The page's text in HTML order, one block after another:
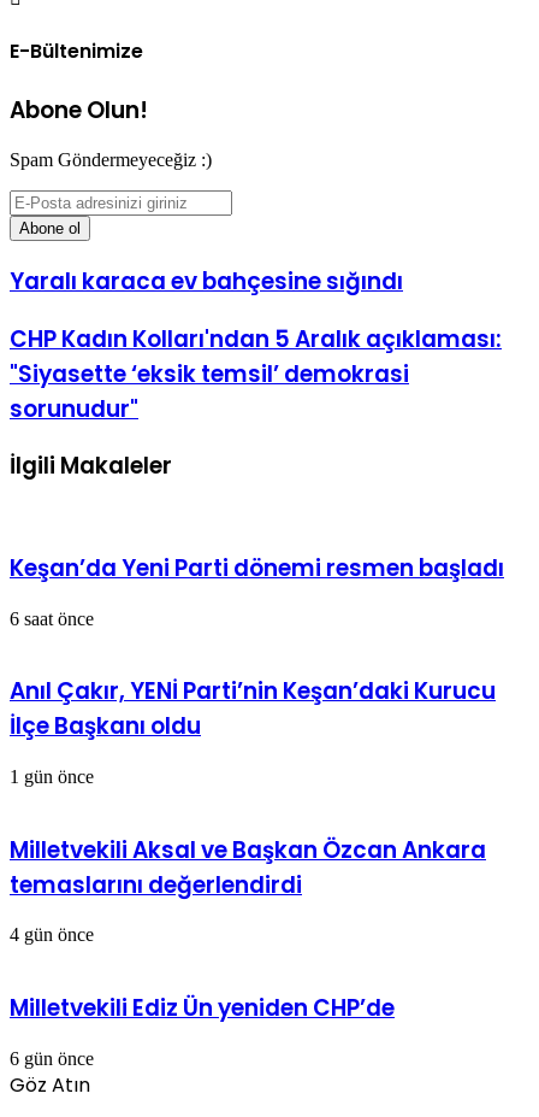
E-Bültenimize
Abone Olun!
Spam Göndermeyeceğiz :)
E-
Posta
adresinizi
Yaralı karaca ev bahçesine sığındı
CHP Kadın Kolları'ndan 5 Aralık açıklaması:
"Siyasette ‘eksik temsil’ demokrasi
sorunudur"
İlgili Makaleler
Keşan’da Yeni Parti dönemi resmen başladı
6 saat önce
Anıl Çakır, YENİ Parti’nin Keşan’daki Kurucu
İlçe Başkanı oldu
1 gün önce
Milletvekili Aksal ve Başkan Özcan Ankara
temaslarını değerlendirdi
4 gün önce
Milletvekili Ediz Ün yeniden CHP’de
6 gün önce
Göz Atın